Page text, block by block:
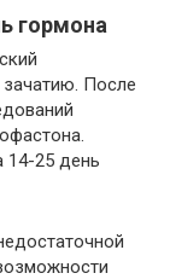
гормона
После
14-25 день